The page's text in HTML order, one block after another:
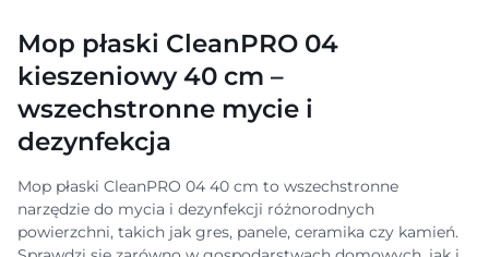
Mop płaski CleanPRO 04
kieszeniowy 40 cm –
wszechstronne mycie i
dezynfekcja
Mop płaski CleanPRO 04 40 cm to wszechstronne
narzędzie do mycia i dezynfekcji różnorodnych
powierzchni, takich jak gres, panele, ceramika czy kamień.